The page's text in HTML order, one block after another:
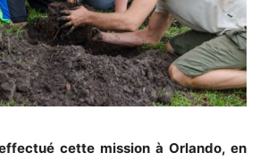
cette mission à Orlando, en